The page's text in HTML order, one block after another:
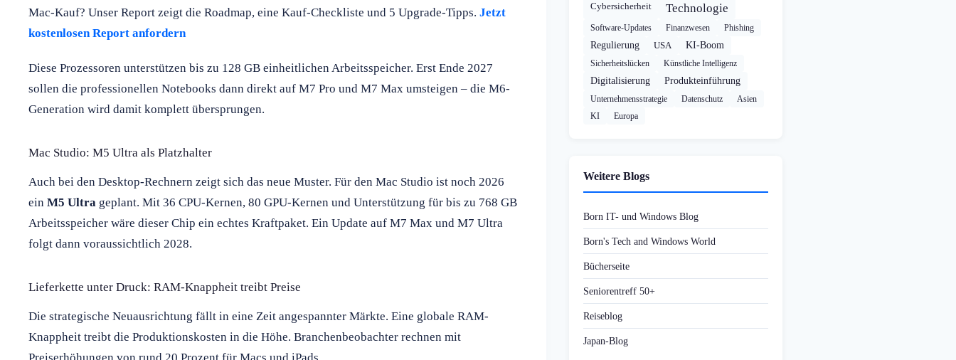
Mac-Kauf? Unser Report zeigt die Roadmap, eine Kauf-Checkliste und 5 Upgrade-Tipps. Jetzt
kostenlosen Report anfordern
Diese Prozessoren unterstützen bis zu 128 GB einheitlichen Arbeitsspeicher. Erst Ende 2027
sollen die professionellen Notebooks dann direkt auf M7 Pro und M7 Max umsteigen – die M6-
Generation wird damit komplett übersprungen.
Mac Studio: M5 Ultra als Platzhalter
Auch bei den Desktop-Rechnern zeigt sich das neue Muster. Für den Mac Studio ist noch 2026
ein M5 Ultra geplant. Mit 36 CPU-Kernen, 80 GPU-Kernen und Unterstützung für bis zu 768 GB
Arbeitsspeicher wäre dieser Chip ein echtes Kraftpaket. Ein Update auf M7 Max und M7 Ultra
folgt dann voraussichtlich 2028.
Lieferkette unter Druck: RAM-Knappheit treibt Preise
Die strategische Neuausrichtung fällt in eine Zeit angespannter Märkte. Eine globale RAM-
Knappheit treibt die Produktionskosten in die Höhe. Branchenbeobachter rechnen mit
Preiserhöhungen von rund 20 Prozent für Macs und iPads.
Cybersicherheit Technologie
Software-Updates Finanzwesen Phishing
Regulierung USA KI-Boom
Sicherheitslücken Künstliche Intelligenz
Digitalisierung Produkteinführung
Unternehmensstrategie Datenschutz
Asien
KI
Europa
Weitere Blogs
Born IT- und Windows Blog
Born's Tech and Windows World
Bücherseite
Seniorentreff 50+
Reiseblog
Japan-Blog